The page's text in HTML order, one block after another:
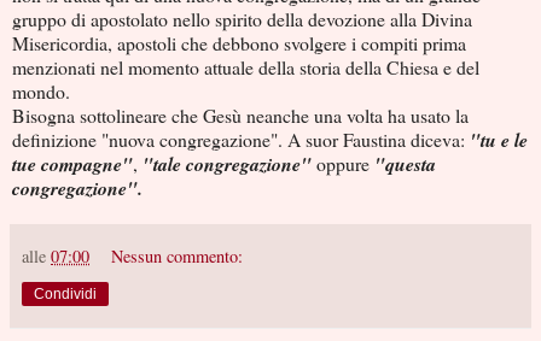
gruppo di apostolato nello spirito della devozione alla Divina
Misericordia, apostoli che debbono svolgere i compiti prima
menzionati nel momento attuale della storia della Chiesa e del
mondo.
Bisogna sottolineare che Gesù neanche una volta ha usato la
definizione "nuova congregazione". A suor Faustina diceva: "tu e le
tue compagne", "tale congregazione"oppure "questa
congregazione".
alle 07:00 Nessun commento:
Condividi